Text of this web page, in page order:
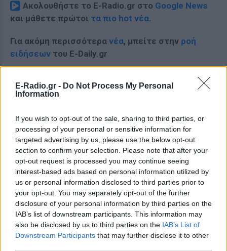
E-Radio.gr - Do Not Process My Personal
Information
If you wish to opt-out of the sale, sharing to third parties, or
processing of your personal or sensitive information for
targeted advertising by us, please use the below opt-out
section to confirm your selection. Please note that after your
opt-out request is processed you may continue seeing
interest-based ads based on personal information utilized by
us or personal information disclosed to third parties prior to
your opt-out. You may separately opt-out of the further
disclosure of your personal information by third parties on the
IAB’s list of downstream participants. This information may
also be disclosed by us to third parties on the IAB’s List of
Downstream Participants that may further disclose it to other
Ακολουθήστε το E-Radio.gr στο Google News
και μάθετε πρώτοι τα πιο hot νέα.
Για ακόμη περισσότερα νέα, μπείτε στην ροή
ειδήσεων του E-Daily.gr
Ακολουθήστε το E-Radio.gr και στο Instagram